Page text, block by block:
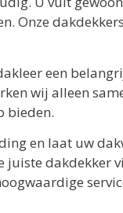
Onze
een
wij alleen
bieden.
en laat uw
juiste